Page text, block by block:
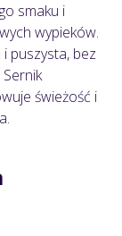
smaku i
wypieków.
puszysta, bez
świeżość i